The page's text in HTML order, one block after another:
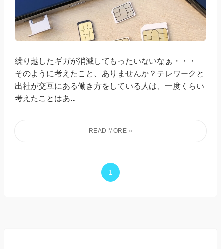
繰り越したギガが消滅してもったいないなぁ・・・
そのように考えたこと、ありませんか？テレワークと
出社が交互にある働き方をしている人は、一度くらい
考えたことはあ...
1